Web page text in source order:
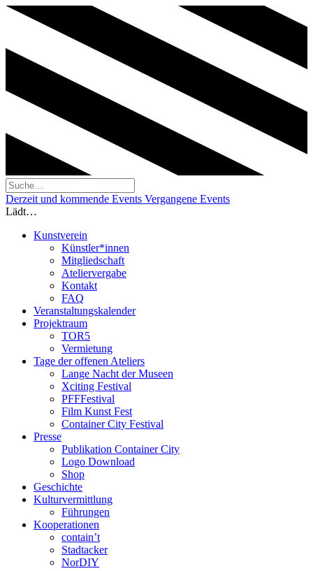
Derzeit und kommende Events Vergangene Events
Lädt…
Kunstverein
Künstler*innen
Mitgliedschaft
Ateliervergabe
Kontakt
FAQ
Veranstaltungskalender
Projektraum
TOR5
Vermietung
Tage der offenen Ateliers
Lange Nacht der Museen
Xciting Festival
PFFFestival
Film Kunst Fest
Container City Festival
Presse
Publikation Container City
Logo Download
Shop
Geschichte
Kulturvermittlung
Führungen
Kooperationen
contain’t
Stadtacker
NorDIY